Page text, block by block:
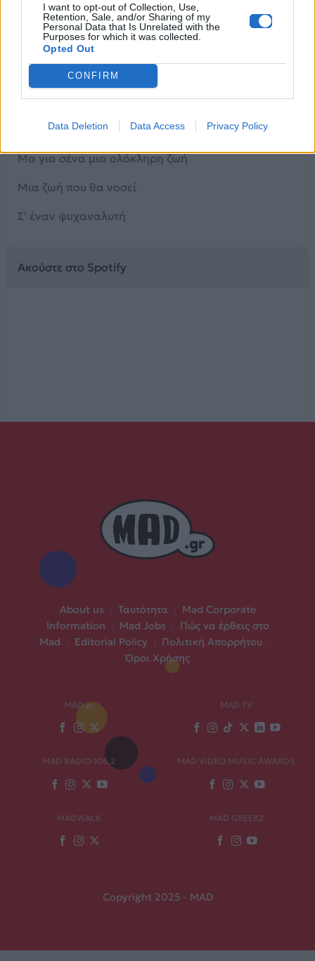
I want to opt-out of Collection, Use,
Retention, Sale, and/or Sharing of my
Personal Data that Is Unrelated with the
Purposes for which it was collected.
Opted Out
CONFIRM
Data Deletion Data Access Privacy Policy
Είσαι μόλις δεκαεννιά
Πρώτη νιότη με φτερά
Μα εσύ θες να γευτείς
Αίμα μιας καυτής πληγής
Για εκείνον μια αρπαχτή
Μα για σένα μια ολόκληρη ζωή
Μια ζωή που θα νοσεί
Σ’ έναν ψυχαναλυτή
Ακούστε στο Spotify
About us Ταυτότητα
Mad Corporate
Information
Mad Jobs
Πώς να έρθεις στο
Mad
Editorial Policy Πολιτική Απορρήτου
Όροι Χρήσης
MAD.gr MAD TV
MAD RADIO 106,2 MAD VIDEO MUSIC AWARDS
MADWALK MAD GREEKZ
Copyright 2025 - MAD